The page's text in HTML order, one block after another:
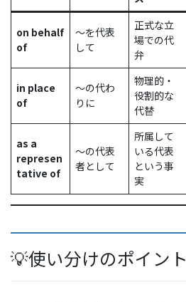
on behalf
of
～を代表
して
正式な立
場での代
弁
in place
of
～の代わ
りに
物理的・
役割的な
代替
as a
represen
tative of
～の代表
者として
所属して
いる代表
という事
実
💡使い分けのポイント